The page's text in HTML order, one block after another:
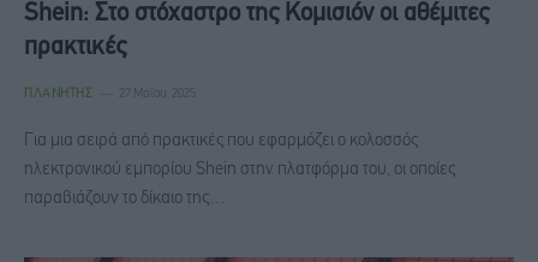
Shein: Στο στόχαστρο της Κομισιόν οι αθέμιτες
πρακτικές
ΠΛΑΝΉΤΗΣ 27 Μαΐου, 2025
Για μια σειρά από πρακτικές που εφαρμόζει ο κολοσσός
ηλεκτρονικού εμπορίου Shein στην πλατφόρμα του, oι οποίες
παραβιάζουν το δίκαιο της…